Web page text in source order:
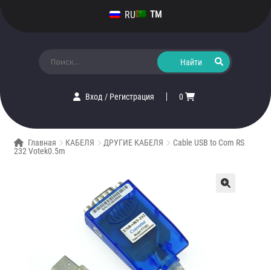
RU TM
Вход/ Регистрация 0
Главная КАБЕЛЯ ДРУГИЕ КАБЕЛЯ
Cable USB to Com RS
232 Votek0.5m